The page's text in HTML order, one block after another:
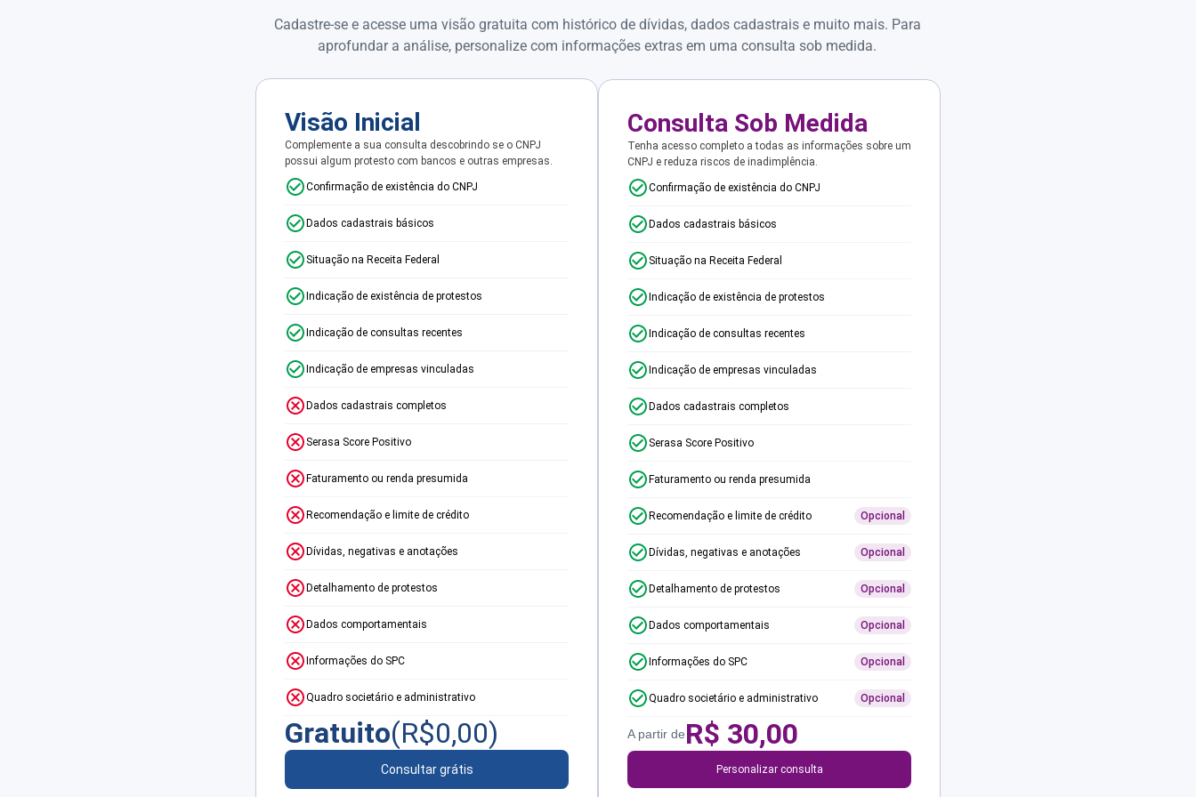
Cadastre-se e acesse uma visão gratuita com histórico de dívidas, dados cadastrais e muito mais. Para
aprofundar a análise, personalize com informações extras em uma consulta sob medida.
Visão Inicial
Complemente a sua consulta descobrindo se o CNPJ
possui algum protesto com bancos e outras empresas.
Confirmação de existência do CNPJ
Dados cadastrais básicos
Situação na Receita Federal
Indicação de existência de protestos
Indicação de consultas recentes
Indicação de empresas vinculadas
Dados cadastrais completos
Serasa Score Positivo
Faturamento ou renda presumida
Recomendação e limite de crédito
Dívidas, negativas e anotações
Detalhamento de protestos
Dados comportamentais
Informações do SPC
Quadro societário e administrativo
Gratuito(R$0,00)
Consultar grátis
Consulta Sob Medida
Tenha acesso completo a todas as informações sobre um
CNPJ e reduza riscos de inadimplência.
Confirmação de existência do CNPJ
Dados cadastrais básicos
Situação na Receita Federal
Indicação de existência de protestos
Indicação de consultas recentes
Indicação de empresas vinculadas
Dados cadastrais completos
Serasa Score Positivo
Faturamento ou renda presumida
Recomendação e limite de crédito Opcional
Dívidas, negativas e anotações Opcional
Detalhamento de protestos Opcional
Dados comportamentais Opcional
Informações do SPC Opcional
Quadro societário e administrativo Opcional
A partir deR$ 30,00
Personalizar consulta